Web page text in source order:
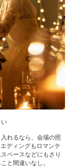
れるなら、会場の照
ディングもロマンテ
ペースなどにもさり
と間違いなし。